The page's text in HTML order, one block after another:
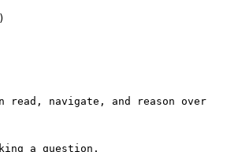
read, navigate, and reason over
a question.